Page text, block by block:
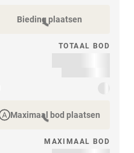
Bieding plaatsen
TOTAAL BOD
Maximaal bod plaatsen
MAXIMAAL BOD